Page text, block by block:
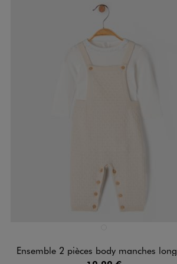
Ensemble 2 pièces body manches longues + salopette bébé